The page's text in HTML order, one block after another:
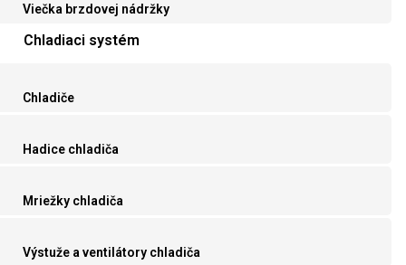
Viečka brzdovej nádržky
Chladiaci systém
Chladiče
Hadice chladiča
Mriežky chladiča
Výstuže a ventilátory chladiča